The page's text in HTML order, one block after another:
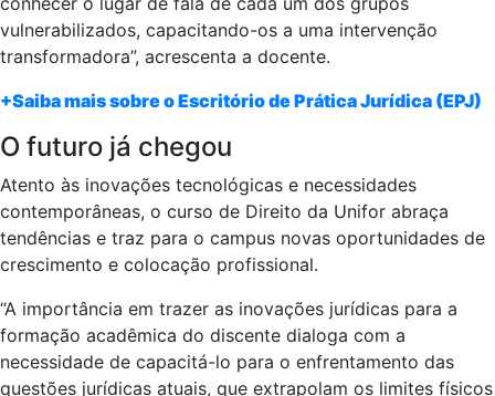
vulnerabilizados, capacitando-os a uma intervenção
transformadora”, acrescenta a docente.
+Saiba mais sobre o Escritório de Prática Jurídica (EPJ)
O futuro já chegou
Atento às inovações tecnológicas e necessidades
contemporâneas, o curso de Direito da Unifor abraça
tendências e traz para o campus novas oportunidades de
crescimento e colocação profissional.
“A importância em trazer as inovações jurídicas para a
formação acadêmica do discente dialoga com a
necessidade de capacitá-lo para o enfrentamento das
questões jurídicas atuais, que extrapolam os limites físicos